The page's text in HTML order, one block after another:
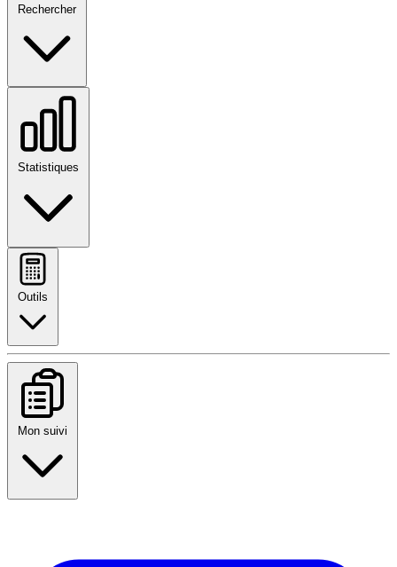
Rechercher
Statistiques
Outils
Mon suivi